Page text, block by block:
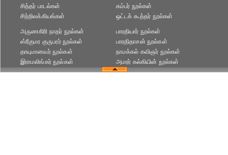
சித்தர் பாடல்கள்
சிற்றிலக்கியங்கள்
கம்பர் நூல்கள்
ஒட்டக் கூத்தர் நூல்கள்
அருணகிரி நாதர் நூல்கள்
ஸ்ரீகுமர குருபரர் நூல்கள்
தாயுமானவர் நூல்கள்
இராமலிங்கர் நூல்கள்
பாரதியார் நூல்கள்
பாரதிதாசன் நூல்கள்
நாமக்கல் கவிஞர் நூல்கள்
அமரர் கல்கியின் நூல்கள்